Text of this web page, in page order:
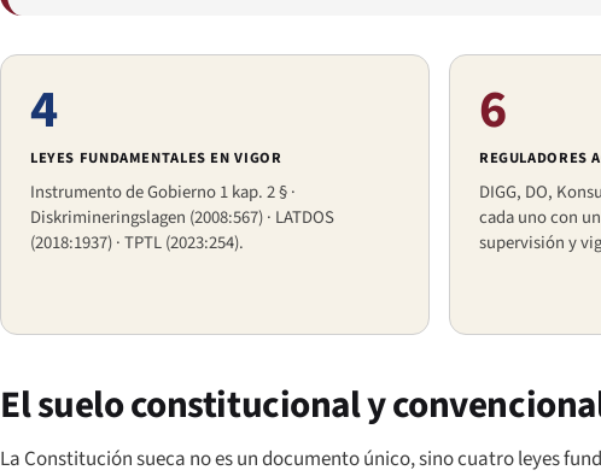
4
LEYES FUNDAMENTALES EN VIGOR
Instrumento de Gobierno 1 kap. 2 § ·
Diskrimineringslagen (2008:567) · LATDOS
(2018:1937) · TPTL (2023:254).
6
REGULADORES
DIGG, DO,
cada uno con
supervisión y
El suelo constitucional y
La Constitución sueca no es un documento único, sino cuatro leyes